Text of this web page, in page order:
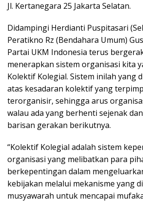
Jl. Kertanegara 25 Jakarta Selatan.
Didampingi Herdianti Puspitasari
Peratikno Rz (Bendahara Umum)
Partai UKM Indonesia terus
menerapkan sistem organisasi kita
Kolektif Kolegial. Sistem inilah yang
atas kesadaran kolektif yang
terorganisir, sehingga arus
walau ada yang berhenti sejenak
barisan gerakan berikutnya.
“Kolektif Kolegial adalah sistem
organisasi yang melibatkan para
berkepentingan dalam
kebijakan melalui mekanisme yang
musyawarah untuk mencapai